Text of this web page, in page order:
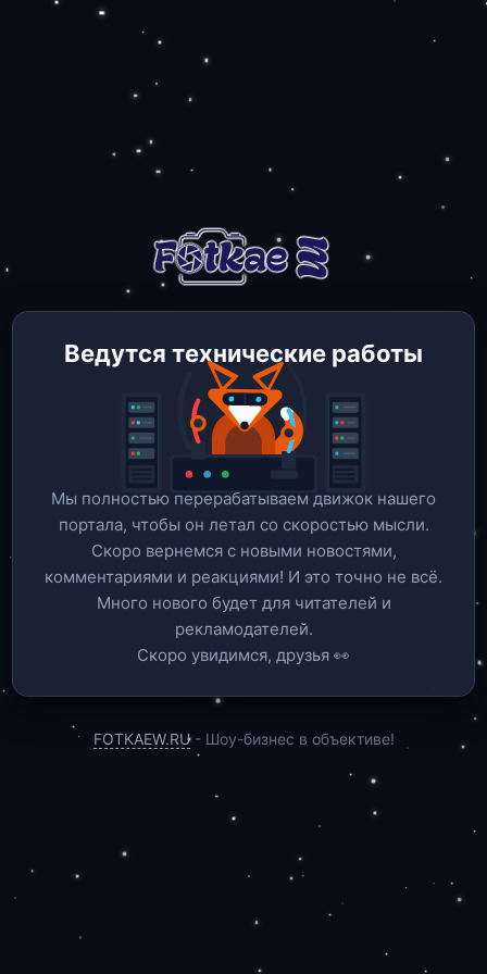
Ведутся технические работы
Мы полностью перерабатываем движок нашего
портала, чтобы он летал со скоростью мысли.
Скоро вернемся c новыми новостями,
комментариями и реакциями! И это точно не всё.
Много нового будет для читателей и
рекламодателей.
Скоро увидимся, друзья 👀
FOTKAEW.RU- Шоу-бизнес в объективе!